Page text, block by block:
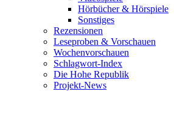
Hörbücher & Hörspiele
Sonstiges
Rezensionen
Leseproben & Vorschauen
Wochenvorschauen
Schlagwort-Index
Die Hohe Republik
Projekt-News